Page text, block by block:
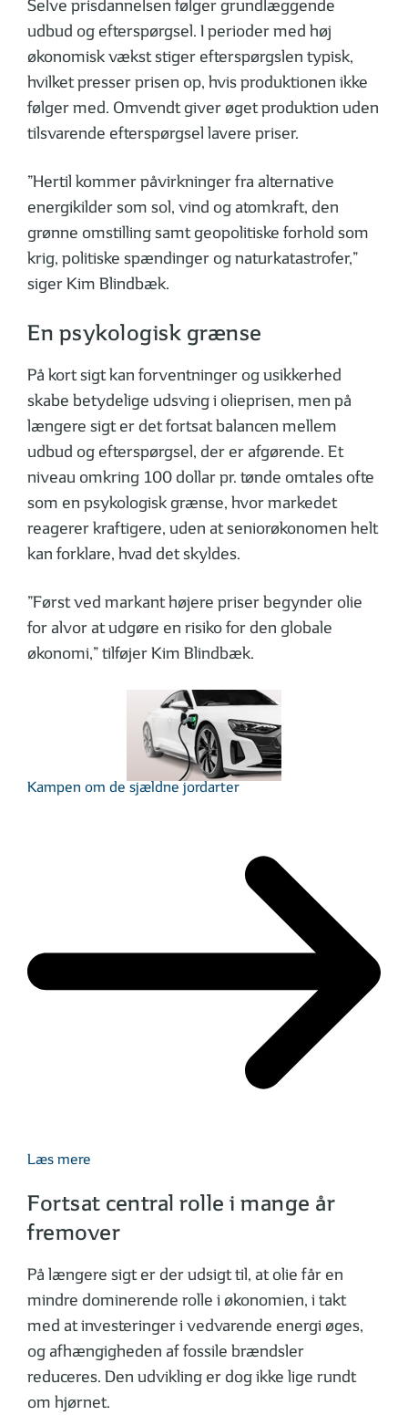
Selve prisdannelsen følger grundlæggende
udbud og efterspørgsel. I perioder med høj
økonomisk vækst stiger efterspørgslen typisk,
hvilket presser prisen op, hvis produktionen ikke
følger med. Omvendt giver øget produktion uden
tilsvarende efterspørgsel lavere priser.
”Hertil kommer påvirkninger fra alternative
energikilder som sol, vind og atomkraft, den
grønne omstilling samt geopolitiske forhold som
krig, politiske spændinger og naturkatastrofer,”
siger Kim Blindbæk.
En psykologisk grænse
På kort sigt kan forventninger og usik­ker­hed
skabe betydelige udsving i olieprisen, men på
længere sigt er det fortsat balancen mellem
udbud og efter­spørgsel, der er afgørende. Et
niveau omkring 100 dollar pr. tønde omtales ofte
som en psykologisk grænse, hvor markedet
reagerer kraftigere, uden at senior­øko­nomen helt
kan forklare, hvad det skyldes.
”Først ved markant højere priser begynder olie
for alvor at udgøre en risiko for den globale
økonomi,” tilføjer Kim Blindbæk.
Kampen om de sjældne jordarter
Læs mere
Fortsat central rolle i mange år
fremover
På længere sigt er der udsigt til, at olie får en
mindre dominerende rolle i økonomien, i takt
med at investeringer i vedvarende energi øges,
og afhængigheden af fossile brændsler
reduceres. Den udvikling er dog ikke lige rundt
om hjørnet.